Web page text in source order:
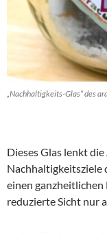
„Nachhaltigkeits-Glas“ des
Dieses Glas lenkt
Nachhaltigkeitsziele
einen
reduzierte Sicht nur